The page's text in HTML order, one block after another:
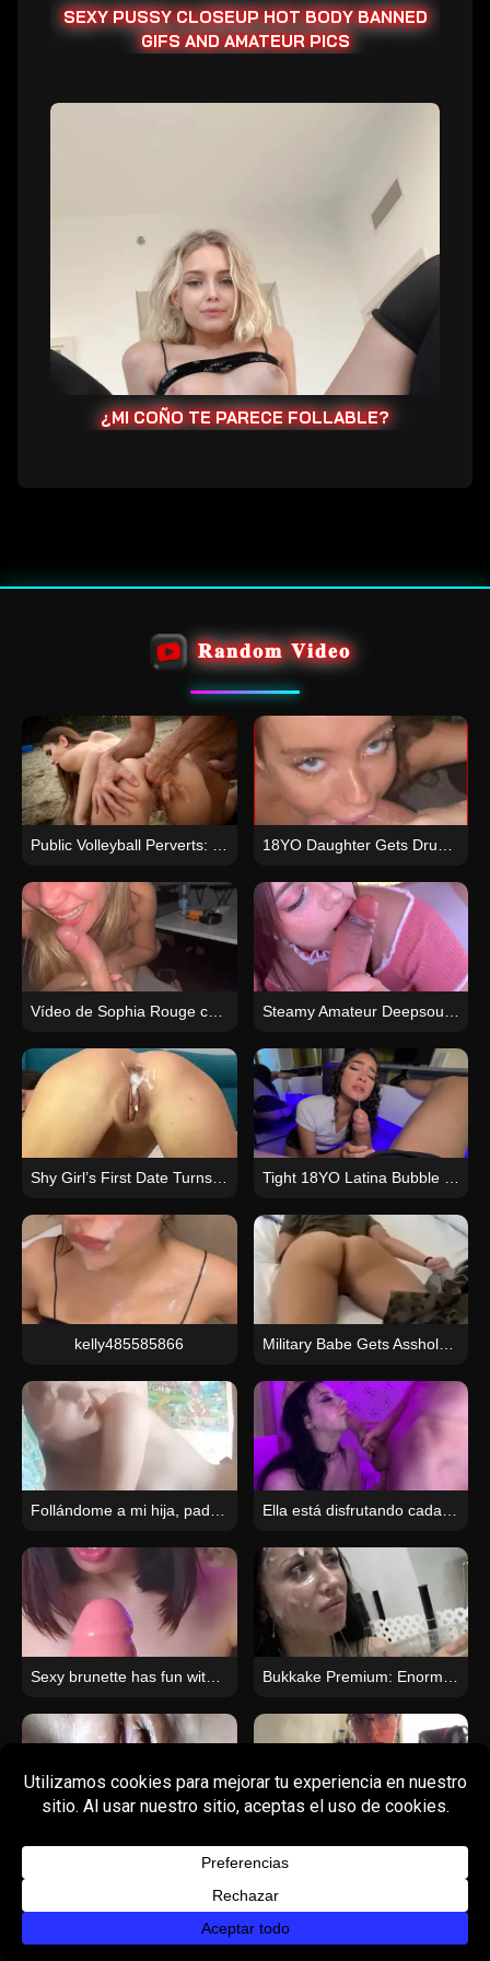
SEXY PUSSY CLOSEUP HOT BODY BANNED
GIFS AND AMATEUR PICS
¿MI COÑO TE PARECE FOLLABLE?
𝐑𝐚𝐧𝐝𝐨𝐦 𝐕𝐢𝐝𝐞𝐨
kelly485585866 Military Babe Gets Asshole Trained by One Hung Soldier Closeup
Filtraciones de pornografía amateur auténtica y real a partir de grabaciones privadas de teléfonos móviles. Hombre cachondo visita a su novia: Follada desenfrenada hasta el orgasmo mutuo
© 2023 All Rights Reserved Sitemap